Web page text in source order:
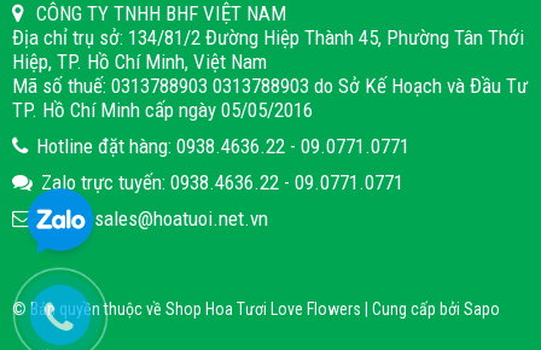
CÔNG TY TNHH BHF VIỆT NAM
Địa chỉ trụ sở: 134/81/2 Đường Hiệp Thành 45, Phường Tân Thới
Hiệp, TP. Hồ Chí Minh, Việt Nam
Mã số thuế: 0313788903 0313788903 do Sở Kế Hoạch và Đầu Tư
TP. Hồ Chí Minh cấp ngày 05/05/2016
Hotline đặt hàng: 0938.4636.22 - 09.0771.0771
Zalo trực tuyến: 0938.4636.22 - 09.0771.0771
Email: sales@hoatuoi.net.vn
© Bản quyền thuộc về Shop Hoa Tươi Love Flowers | Cung cấp bởi Sapo